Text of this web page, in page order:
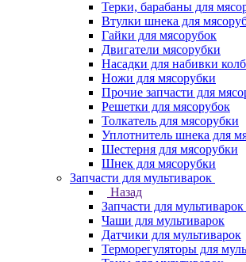
Терки, барабаны для
Втулки шнека для
Гайки для мясорубок
Двигатели мясорубки
Насадки для набивки
Ножи для мясорубки
Прочие запчасти для
Решетки для мясорубок
Толкатель для мясорубки
Уплотнитель шнека для
Шестерня для мясорубки
Шнек для мясорубки
Запчасти для мультиварок
Назад
Запчасти для мультиварок
Чаши для мультиварок
Датчики для мультиварок
Терморегуляторы для